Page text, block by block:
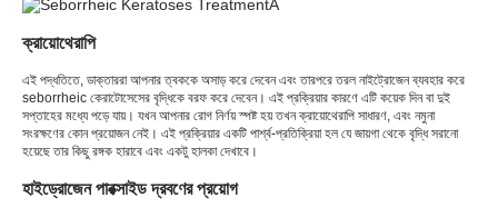
ক্রায়োথেরাপি
এই পদ্ধতিতে, ডাক্তাররা আপনার ত্বককে অসাড় করে দেবেন এবং তারপরে তরল নাইট্রোজেন ব্যবহার করে
seborrheic কেরাটোসেসের বৃদ্ধিকে বরফ করে দেবেন। এই প্রক্রিয়ার কারণে এটি কয়েক দিন বা দুই
সপ্তাহের মধ্যে পড়ে যায়। যখন আপনার রোগ নির্ণয় স্পষ্ট হয় তখন ক্রায়োথেরাপি সাধারণ, এবং নমুনা
সংরক্ষণের কোন প্রয়োজন নেই। এই প্রক্রিয়ার একটি পার্শ্ব-প্রতিক্রিয়া হল যে জায়গা থেকে বৃদ্ধি সরানো
হয়েছে তার কিছু রঙ্গক হারাবে এবং একটু হালকা দেখাবে।
হাইড্রোজেন পারক্সাইড দ্রবণের প্রয়োগ